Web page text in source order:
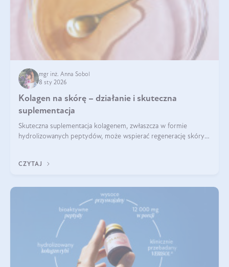
mgr inż. Anna Sobol
8 sty 2026
Kolagen na skórę – działanie i skuteczna
suplementacja
Skuteczna suplementacja kolagenem, zwłaszcza w formie
hydrolizowanych peptydów, może wspierać regenerację skóry i
CZYTAJ